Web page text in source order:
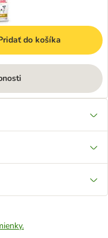
do košíka